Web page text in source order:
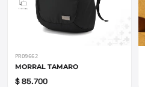
PRO9662
MORRAL TAMARO
$ 85.700